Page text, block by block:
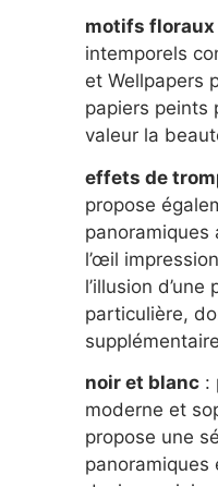
motifs floraux
intemporels
et Wellpapers
papiers peints
valeur la
effets de
propose
l’œil
l’illusion
particulière,
noir et blanc :
moderne et
propose une
panoramiques